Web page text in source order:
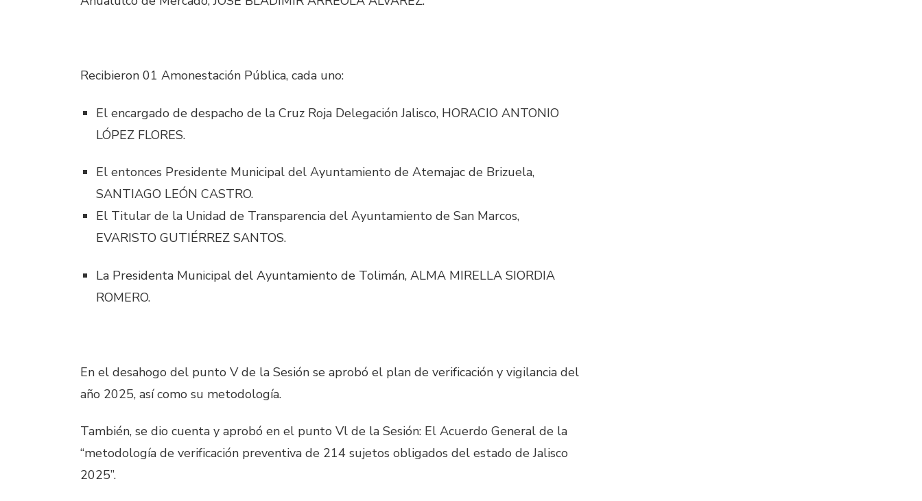
Recibieron 01 Amonestación Pública, cada uno:
El encargado de despacho de la Cruz Roja Delegación Jalisco, HORACIO ANTONIO
LÓPEZ FLORES.
El entonces Presidente Municipal del Ayuntamiento de Atemajac de Brizuela,
SANTIAGO LEÓN CASTRO.
El Titular de la Unidad de Transparencia del Ayuntamiento de San Marcos,
EVARISTO GUTIÉRREZ SANTOS.
La Presidenta Municipal del Ayuntamiento de Tolimán, ALMA MIRELLA SIORDIA
ROMERO.
En el desahogo del punto V de la Sesión se aprobó el plan de verificación y vigilancia del
año 2025, así como su metodología.
También, se dio cuenta y aprobó en el punto Vl de la Sesión: El Acuerdo General de la
“metodología de verificación preventiva de 214 sujetos obligados del estado de Jalisco
2025”.